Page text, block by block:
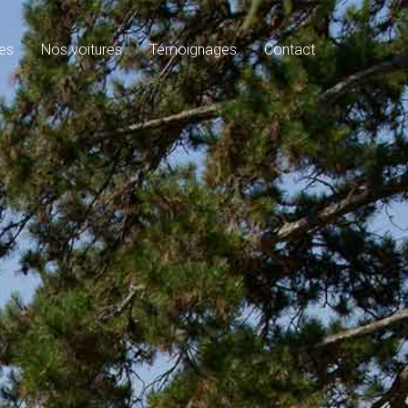
Nos voitures Témoignages Contact